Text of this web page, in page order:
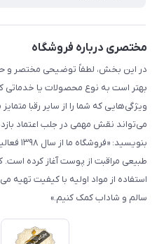
مختصری درباره فروشگاه
در این بخش، لطفاً توضیحی مختصر و
بهتر است به نوع محصولات یا خدماتی
ویژگی‌هایی که شما را از سایر رقبا
می‌تواند نقش مهمی در جلب اعتماد
طبیعی مراقبت از پوست آغاز کرده
استفاده از مواد اولیه با کیفیت
سالم و شاداب کمک کنیم.»